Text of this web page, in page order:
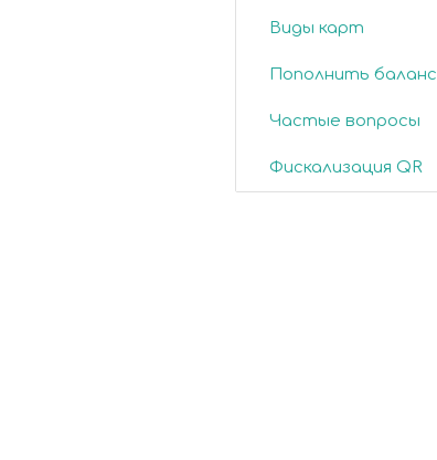
Виды карт
Пополнить баланс
Частые вопросы
Фискализация QR